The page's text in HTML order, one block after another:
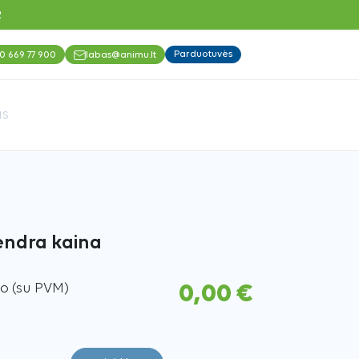
669 77 900 labas@animu.lt Parduotuvės
kaina
(su PVM) 0,00 €